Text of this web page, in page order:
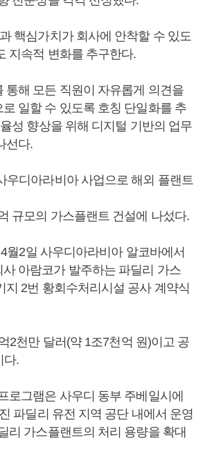
핵심가치가 회사에 안착할 수 있도
지속적 변화를 추구한다.
통해 모든 직원이 자유롭게 의견을
일할 수 있도록 호칭 단일화를 추
성 향상을 위해 디지털 기반의 업무
선다.
디아라비아 사업으로 해외 플랜트
규모의 가스플랜트 건설에 나섰다.
월2일 사우디아라비아 알코바에서
아람코가 발주하는 파딜리 가스
지 2번 황회수처리시설 공사 계약식
2천만 달러(약 1조7천억 원)이고 공
다.
로그램은 사우디 동부 주베일시에
파딜리 유전 지역 공단 내에서 운영
리 가스플랜트의 처리 용량을 확대